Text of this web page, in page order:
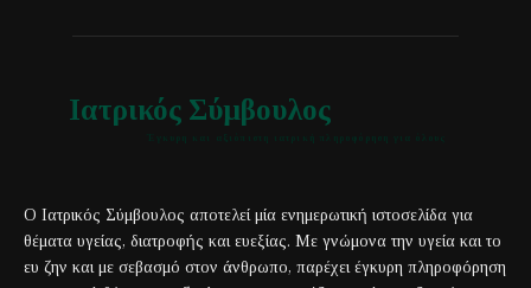
Ιατρικός Σύμβουλος
Ο Ιατρικός Σύμβουλος αποτελεί μία ενημερωτική ιστοσελίδα για
θέματα υγείας, διατροφής και ευεξίας. Με γνώμονα την υγεία και το
ευ ζην και με σεβασμό στον άνθρωπο, παρέχει έγκυρη πληροφόρηση